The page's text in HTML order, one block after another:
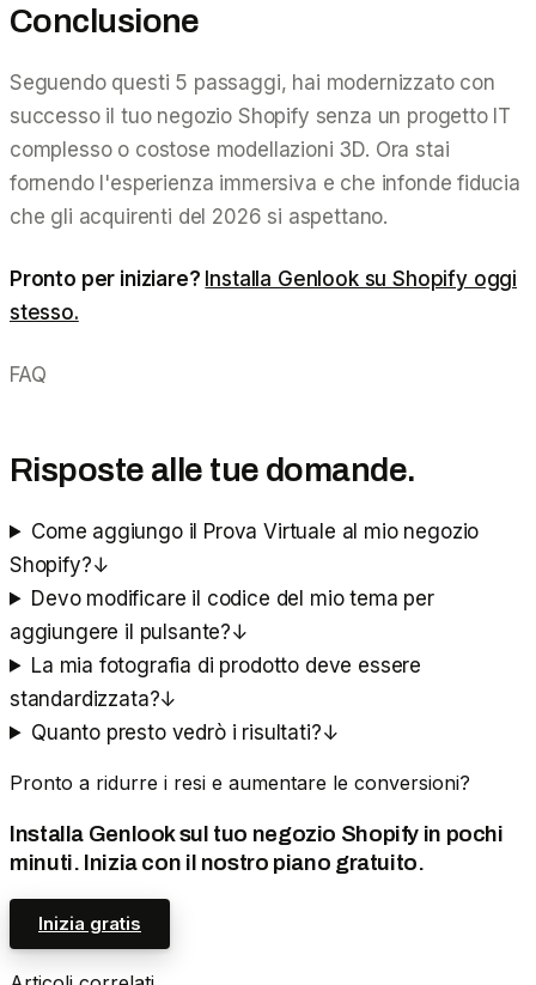
Conclusione
Seguendo questi 5 passaggi, hai modernizzato con
successo il tuo negozio Shopify senza un progetto IT
complesso o costose modellazioni 3D. Ora stai
fornendo l'esperienza immersiva e che infonde fiducia
che gli acquirenti del 2026 si aspettano.
Pronto per iniziare? Installa Genlook su Shopify oggi
stesso.
FAQ
Risposte alle tue domande.
Come aggiungo il Prova Virtuale al mio negozio
Shopify?↓
Devo modificare il codice del mio tema per
aggiungere il pulsante?↓
La mia fotografia di prodotto deve essere
standardizzata?↓
Quanto presto vedrò i risultati?↓
Pronto a ridurre i resi e aumentare le conversioni?
Installa Genlook sul tuo negozio Shopify in pochi
minuti. Inizia con il nostro piano gratuito.
Inizia gratis